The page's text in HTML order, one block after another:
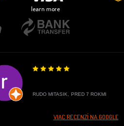
learn more
RUDO MITASIK, PRED 7 ROKMI
VIAC RECENZÍ NA GOOGLE